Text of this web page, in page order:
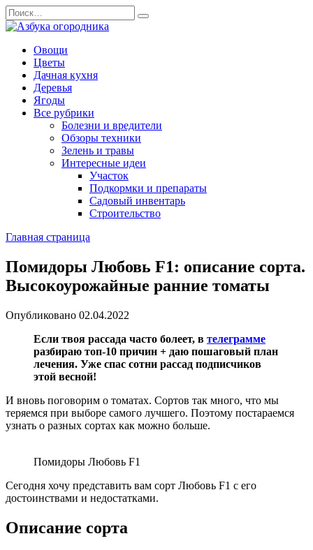
Перейти
к
содержанию
Search
for:
Овощи
Цветы
Дачная кухня
Деревья
Ягоды
Все рубрики
Болезни и вредители
Обзоры техники
Зелень и травы
Интересные идеи
Участок
Подкормки и препараты
Садовый инвентарь
Строительство
Главная страница
Помидоры Любовь F1: описание сорта.
Высокоурожайные ранние томаты
Опубликовано 02.04.2022
Если твоя рассада часто болеет, в телеграмме
разбираю топ-10 причин + даю пошаговый план
лечения. Уже спас сотни рассад подписчиков
этой весной!
И вновь поговорим о томатах. Сортов так много, что мы
теряемся при выборе самого лучшего. Поэтому постараемся
узнать о разных сортах как можно больше.
Помидоры Любовь F1
Сегодня хочу представить вам сорт Любовь F1 с его
достоинствами и недостатками.
Описание сорта